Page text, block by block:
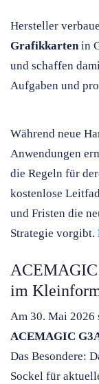
Hersteller
Grafikkartenin
und schaffen
Aufgaben und
Während neue
Anwendungen
die Regeln für
kostenlose
und Fristen die
Strategie vorgibt.
im
Am 30. Mai 2026
ACEMAGIC
Das Besondere:
Sockel für